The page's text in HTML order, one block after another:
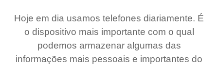
Hoje em dia usamos telefones diariamente. É
o dispositivo mais importante com o qual
podemos armazenar algumas das
informações mais pessoais e importantes do